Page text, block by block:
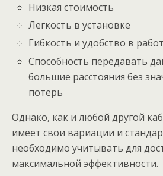
Низкая стоимость
Легкость в установке
Гибкость и удобство в
Способность передавать
большие расстояния без
потерь
Однако, как и любой другой
имеет свои вариации и
необходимо учитывать для
максимальной эффективности.